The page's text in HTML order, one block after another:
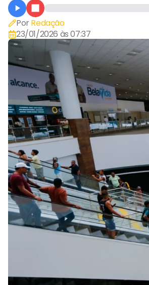
Por Redação
23/01/2026 às 07:37